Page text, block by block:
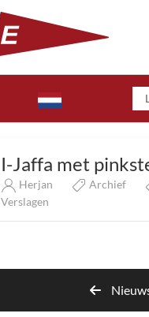
I-Jaffa met
Herjan
Archief
Verslagen